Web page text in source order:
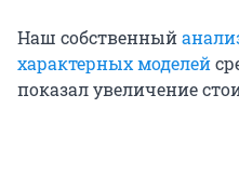
Наш собственный
характерных моделей
показал увеличение